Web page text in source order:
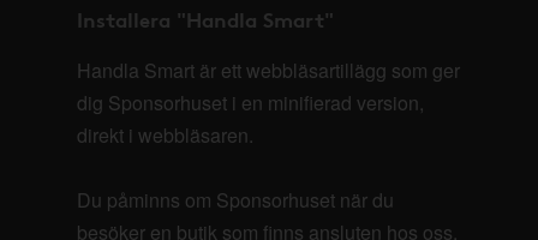
Installera "Handla Smart"
Handla Smart är ett webbläsartillägg som ger
dig Sponsorhuset i en minifierad version,
direkt i webbläsaren.
Du påminns om Sponsorhuset när du
besöker en butik som finns ansluten hos oss.